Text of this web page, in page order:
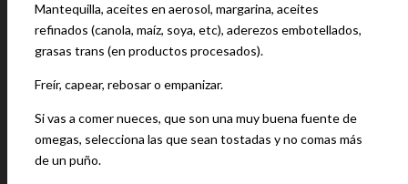
Mantequilla, aceites en aerosol, margarina, aceites
refinados (canola, maíz, soya, etc), aderezos embotellados,
grasas trans (en productos procesados).
Freír, capear, rebosar o empanizar.
Si vas a comer nueces, que son una muy buena fuente de
omegas, selecciona las que sean tostadas y no comas más
de un puño.